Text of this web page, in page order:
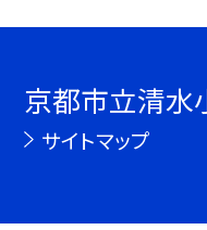
京都市立清水
サイトマップ